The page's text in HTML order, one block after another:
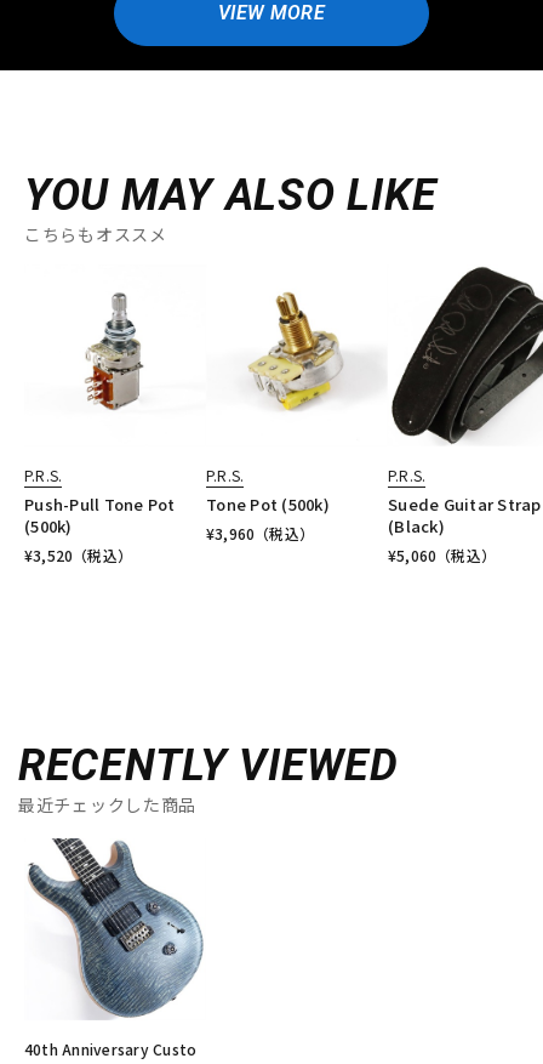
VIEW MORE
YOU MAY ALSO LIKE
こちらもオススメ
P.R.S.
Push-Pull Tone Pot
(500k)
¥3,520 （税込）
P.R.S.
Tone Pot (500k)
¥3,960 （税込）
P.R.S.
Suede Guitar Strap
(Black)
¥5,060 （税込）
RECENTLY VIEWED
最近チェックした商品
40th Anniversary Custo